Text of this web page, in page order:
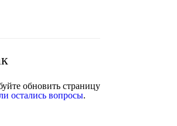
обновить страницу
остались вопросы.